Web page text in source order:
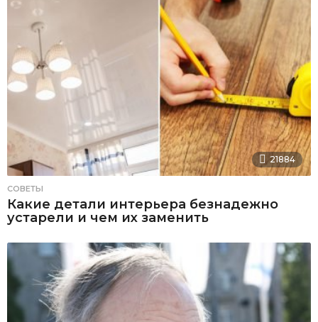
21884
СОВЕТЫ
Какие детали интерьера безнадежно
устарели и чем их заменить